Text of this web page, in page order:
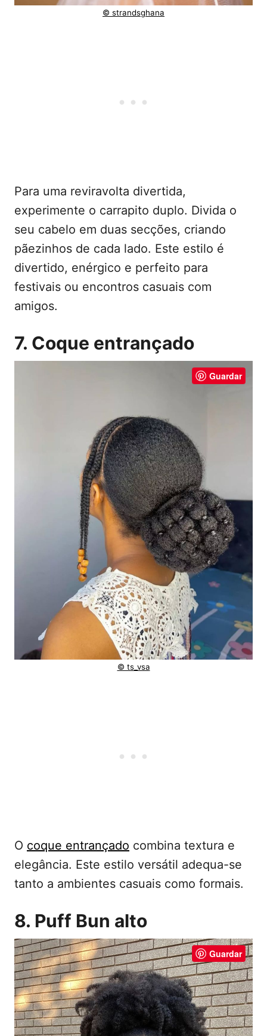
© strandsghana
Para uma reviravolta divertida,
experimente o carrapito duplo. Divida o
seu cabelo em duas secções, criando
pãezinhos de cada lado. Este estilo é
divertido, enérgico e perfeito para
festivais ou encontros casuais com
amigos.
7. Coque entrançado
Guardar
© ts_vsa
O coque entrançado combina textura e
elegância. Este estilo versátil adequa-se
tanto a ambientes casuais como formais.
8. Puff Bun alto
Guardar